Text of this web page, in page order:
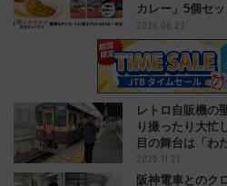
カレー」5個セ
2026.06.27
レトロ自販機の
り撮ったり大忙
目の舞台は「わ
2025.11.21
阪神電車とのク